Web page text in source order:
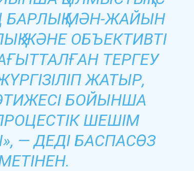
БАРЛЫҚ МӘН-ЖАЙЫН
ЖӘНЕ ОБЪЕКТИВТІ
ТЕРГЕУ
ЖАТЫР,
БОЙЫНША
ШЕШІМ
— ДЕДІ БАСПАСӨЗ